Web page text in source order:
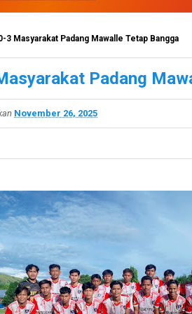
3 Masyarakat Padang Mawalle Tetap Bangga
Padang
November 26, 2025